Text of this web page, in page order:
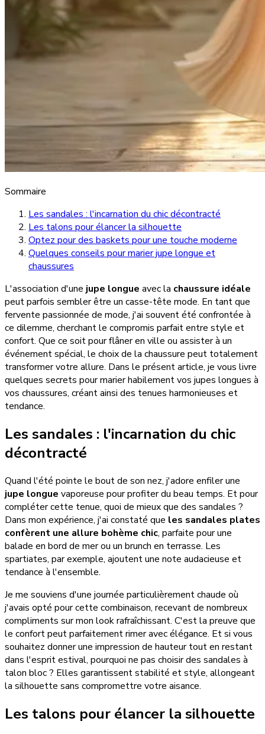
Sommaire
Les sandales : l'incarnation du chic décontracté
Les talons pour élancer la silhouette
Optez pour des baskets pour une touche moderne
Quelques conseils pour marier jupe longue et
chaussures
L'association d'une jupe longue avec la chaussure idéale
peut parfois sembler être un casse-tête mode. En tant que
fervente passionnée de mode, j'ai souvent été confrontée à
ce dilemme, cherchant le compromis parfait entre style et
confort. Que ce soit pour flâner en ville ou assister à un
événement spécial, le choix de la chaussure peut totalement
transformer votre allure. Dans le présent article, je vous livre
quelques secrets pour marier habilement vos jupes longues à
vos chaussures, créant ainsi des tenues harmonieuses et
tendance.
Les sandales : l'incarnation du chic
décontracté
Quand l'été pointe le bout de son nez, j'adore enfiler une
jupe longue vaporeuse pour profiter du beau temps. Et pour
compléter cette tenue, quoi de mieux que des sandales ?
Dans mon expérience, j'ai constaté que les sandales plates
confèrent une allure bohème chic, parfaite pour une
balade en bord de mer ou un brunch en terrasse. Les
spartiates, par exemple, ajoutent une note audacieuse et
tendance à l'ensemble.
Je me souviens d'une journée particulièrement chaude où
j'avais opté pour cette combinaison, recevant de nombreux
compliments sur mon look rafraîchissant. C'est la preuve que
le confort peut parfaitement rimer avec élégance. Et si vous
souhaitez donner une impression de hauteur tout en restant
dans l'esprit estival, pourquoi ne pas choisir des sandales à
talon bloc ? Elles garantissent stabilité et style, allongeant
la silhouette sans compromettre votre aisance.
Les talons pour élancer la silhouette